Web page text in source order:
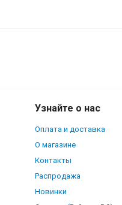
Узнайте о нас
Оплата и доставка
О магазине
Контакты
Распродажа
Новинки